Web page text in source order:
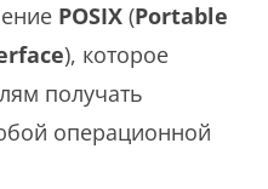
POSIX (Portable
), которое
получать
операционной